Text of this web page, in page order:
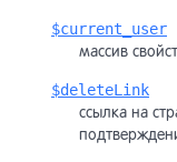
$current_user
массив
$deleteLink
ссылка на